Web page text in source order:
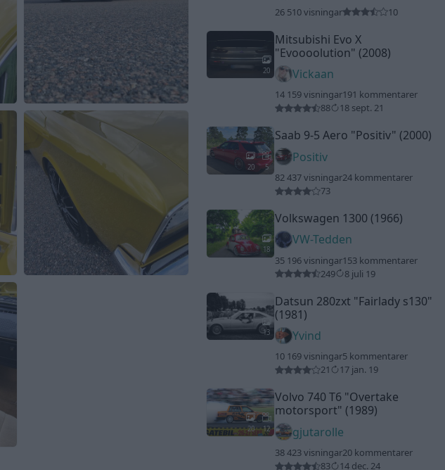
26 510 visningar 10
20
Mitsubishi Evo X
"Evoooolution" (2008)
Vickaan
14 159 visningar191 kommentarer
88
18 sept. 21
20 5
Saab 9-5 Aero "Positiv" (2000)
Positiv
82 437 visningar24 kommentarer
73
18
Volkswagen 1300 (1966)
VW-Tedden
35 196 visningar153 kommentarer
249
8 juli 19
13
Datsun 280zxt "Fairlady s130"
(1981)
Yvind
10 169 visningar5 kommentarer
21
17 jan. 19
20 12
Volvo 740 T6 "Overtake
motorsport" (1989)
gjutarolle
38 423 visningar20 kommentarer
83
14 dec. 24